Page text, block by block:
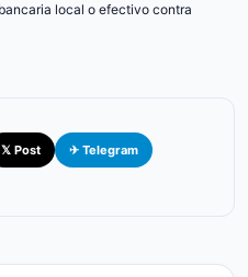
local o efectivo contra
𝕏 Post ✈ Telegram